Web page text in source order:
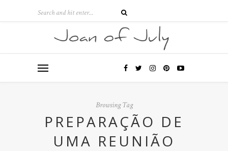
Browsing Tag
PREPARAÇÃO DE
UMA REUNIÃO